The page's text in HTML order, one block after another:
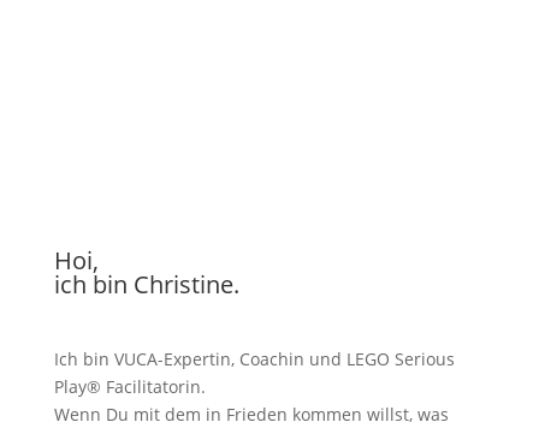
Hoi,
ich bin Christine.
Ich bin VUCA-Expertin, Coachin und LEGO Serious
Play® Facilitatorin.
Wenn Du mit dem in Frieden kommen willst, was